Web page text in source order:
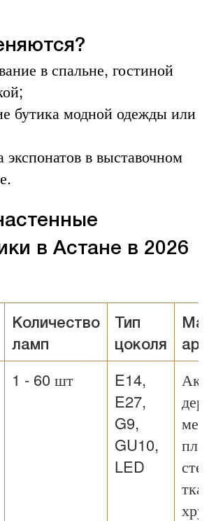
в спальне, гостиной
бутика модной одежды или
экспонатов в выставочном
в Астане в 2026
Количество
ламп
Тип
цоколя
1 - 60 шт
E14,
E27,
G9,
GU10,
LED